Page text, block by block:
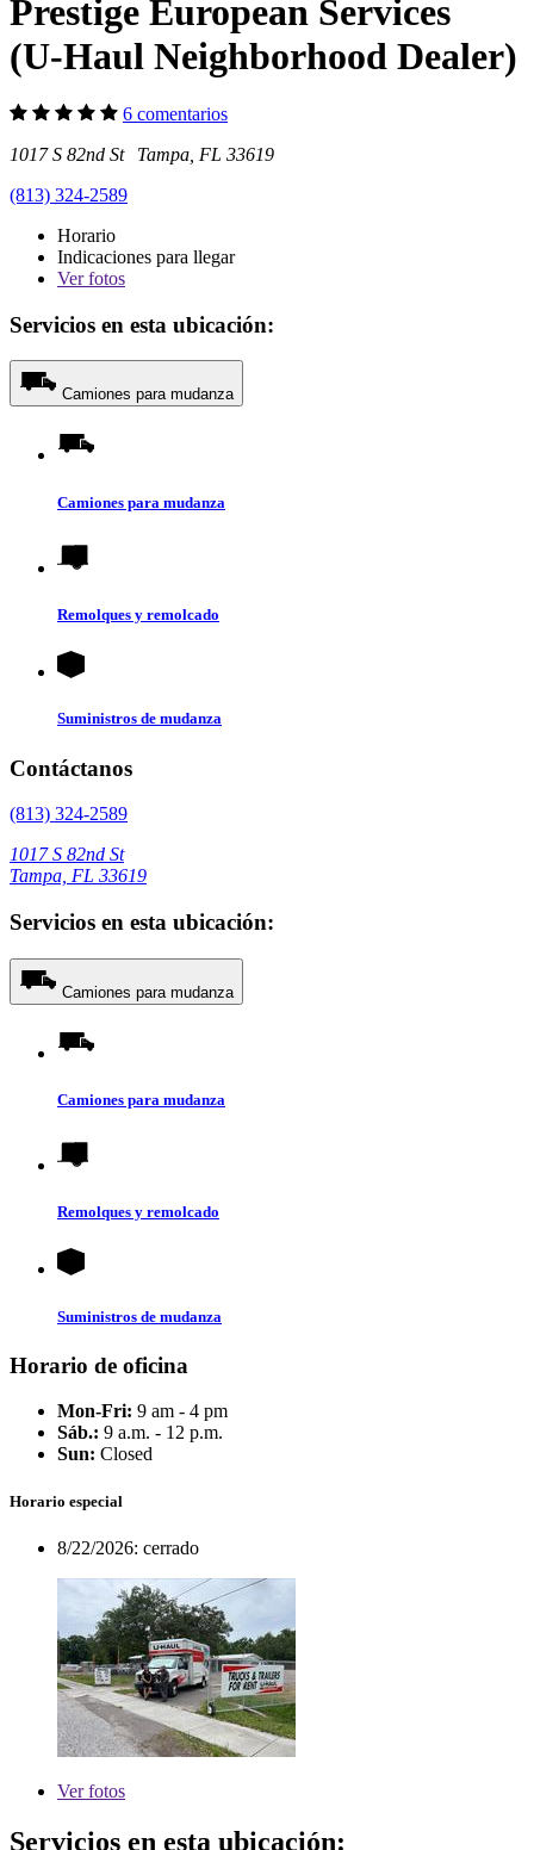
Prestige European Services
(U-Haul Neighborhood Dealer)
6 comentarios
1017 S 82nd St Tampa, FL 33619
(813) 324-2589
Horario
Indicaciones para llegar
Verfotos
Servicios en esta ubicación:
Camiones para mudanza
Camiones para mudanza
Remolques y remolcado
Suministros de mudanza
Contáctanos
(813) 324-2589
1017 S 82nd St
Tampa, FL 33619
Servicios en esta ubicación:
Camiones para mudanza
Camiones para mudanza
Remolques y remolcado
Suministros de mudanza
Horario de oficina
Mon-Fri: 9 am - 4 pm
Sáb.: 9 a.m. - 12 p.m.
Sun: Closed
Horario especial
8/22/2026: cerrado
Verfotos
Servicios en esta ubicación: